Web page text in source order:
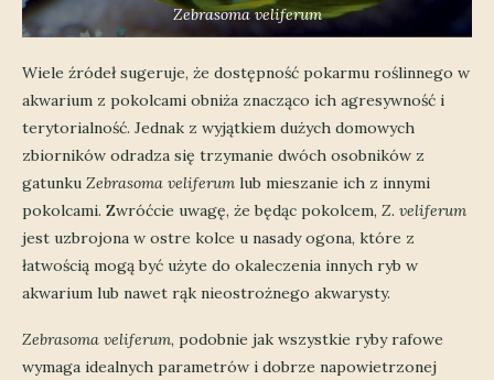
Zebrasoma veliferum
Wiele źródeł sugeruje, że dostępność pokarmu roślinnego w
akwarium z pokolcami obniża znacząco ich agresywność i
terytorialność. Jednak z wyjątkiem dużych domowych
zbiorników odradza się trzymanie dwóch osobników z
gatunku Zebrasoma veliferum lub mieszanie ich z innymi
pokolcami. Zwróćcie uwagę, że będąc pokolcem, Z. veliferum
jest uzbrojona w ostre kolce u nasady ogona, które z
łatwością mogą być użyte do okaleczenia innych ryb w
akwarium lub nawet rąk nieostrożnego akwarysty.
Zebrasoma veliferum, podobnie jak wszystkie ryby rafowe
wymaga idealnych parametrów i dobrze napowietrzonej